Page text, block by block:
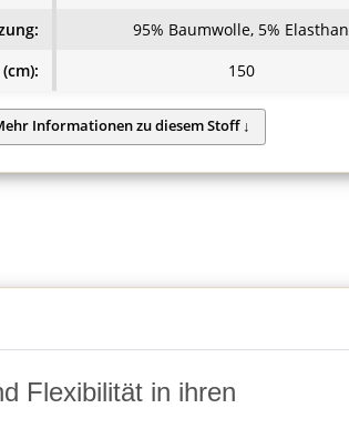
95% Baumwolle, 5% Elasthan
150
Flexibilität in ihren